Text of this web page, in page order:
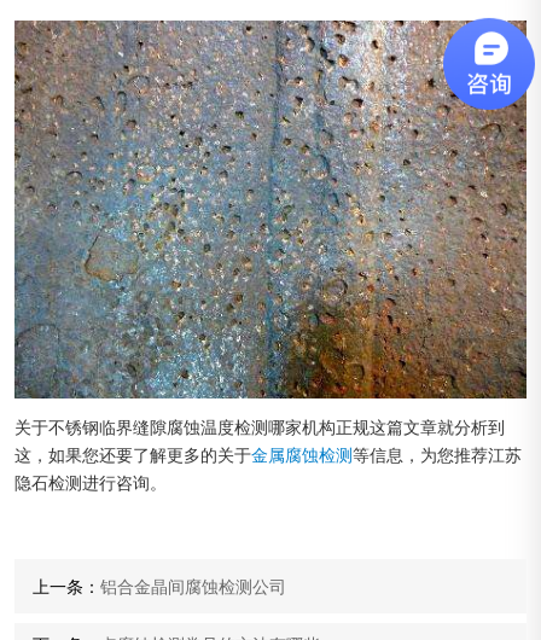
关于不锈钢临界缝隙腐蚀温度检测哪家机构正规这篇文章就分析到
这，如果您还要了解更多的关于金属腐蚀检测 等信息，为您推荐江苏
隐石检测进行咨询。
上一条： 铝合金晶间腐蚀检测公司